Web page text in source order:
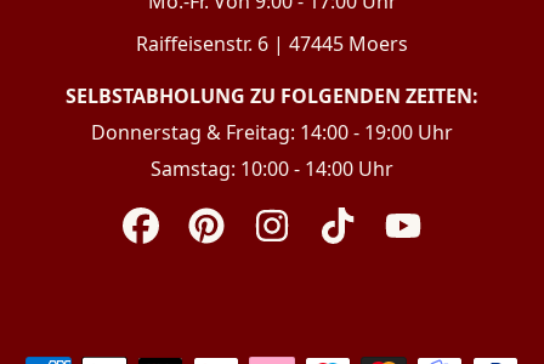
Raiffeisenstr. 6 | 47445 Moers
SELBSTABHOLUNG ZU FOLGENDEN ZEITEN:
Donnerstag & Freitag: 14:00 - 19:00 Uhr
Samstag: 10:00 - 14:00 Uhr
FacebookPinterest InstagramTikTok YouTube